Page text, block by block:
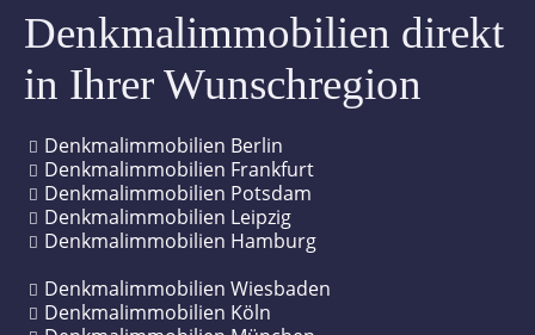
Denkmalimmobilien direkt
in Ihrer Wunschregion
Denkmalimmobilien Berlin
Denkmalimmobilien Frankfurt
Denkmalimmobilien Potsdam
Denkmalimmobilien Leipzig
Denkmalimmobilien Hamburg
Denkmalimmobilien Wiesbaden
Denkmalimmobilien Köln